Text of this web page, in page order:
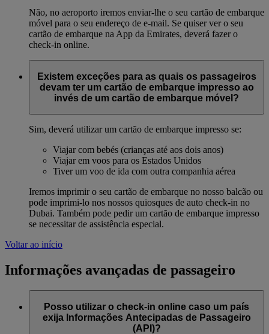
Não, no aeroporto iremos enviar-lhe o seu cartão de embarque
móvel para o seu endereço de e-mail. Se quiser ver o seu
cartão de embarque na App da Emirates, deverá fazer o
check-in online.
Existem exceções para as quais os passageiros
devam ter um cartão de embarque impresso ao
invés de um cartão de embarque móvel?
Sim, deverá utilizar um cartão de embarque impresso se:
Viajar com bebés (crianças até aos dois anos)
Viajar em voos para os Estados Unidos
Tiver um voo de ida com outra companhia aérea
Iremos imprimir o seu cartão de embarque no nosso balcão ou
pode imprimi-lo nos nossos quiosques de auto check-in no
Dubai. Também pode pedir um cartão de embarque impresso
se necessitar de assistência especial.
Voltar ao início
Informações avançadas de passageiro
Posso utilizar o check-in online caso um país
exija Informações Antecipadas de Passageiro
(API)?